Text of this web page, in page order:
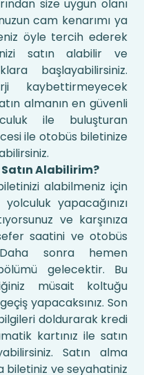
size uygun olanı
cam kenarımı ya
öyle tercih ederek
satın alabilir ve
başlayabilirsiniz.
almanın en güvenli
ile buluşturan
ile otobüs biletinize
Alabilirim?
alabilmeniz için
yapacağınızı
ve karşınıza
saatini ve otobüs
Daha sonra hemen
gelecektir. Bu
müsait koltuğu
yapacaksınız. Son
doldurarak kredi
kartınız ile satın
Satın alma
ve seyahatiniz